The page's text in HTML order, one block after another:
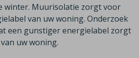
winter. Muurisolatie zorgt voor
van uw woning. Onderzoek
een gunstiger energielabel zorgt
uw woning.